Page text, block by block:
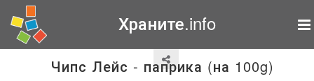
Храните.info
Чипс Лейс - паприка (на 100g)